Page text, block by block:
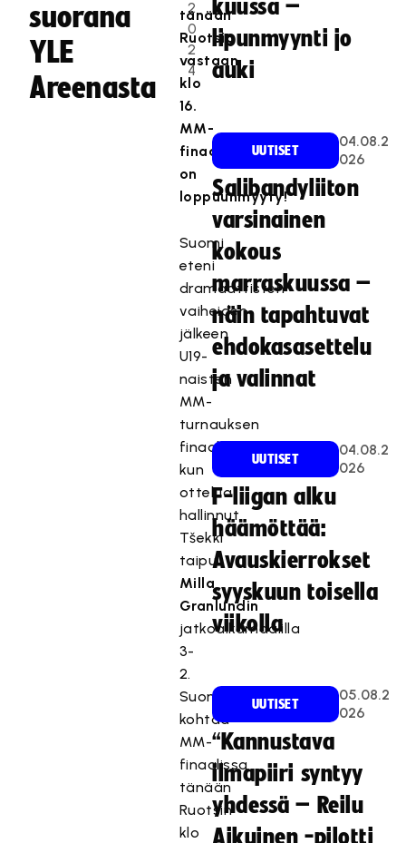
suorana
YLE
Areenasta
2
0
2
4
tänään
Ruotsia
vastaan
klo
16.
MM-
finaali
on
loppuunmyyty!
Suomi
eteni
dramaattisten
vaiheiden
jälkeen
U19-
naisten
MM-
turnauksen
finaaliin,
kun
ottelua
hallinnut
Tšekki
taipui
Milla
Granlundin
jatkoaikamaalilla
3-
2.
Suomi
kohtaa
MM-
finaalissa
tänään
Ruotsin
klo
kuussa –
lipunmyynti jo
auki
UUTISET
04.08.2
026
Salibandyliiton
varsinainen
kokous
marraskuussa –
näin tapahtuvat
ehdokasasettelu
ja valinnat
UUTISET
04.08.2
026
F-liigan alku
häämöttää:
Avauskierrokset
syyskuun toisella
viikolla
UUTISET
05.08.2
026
“Kannustava
ilmapiiri syntyy
yhdessä – Reilu
Aikuinen -pilotti